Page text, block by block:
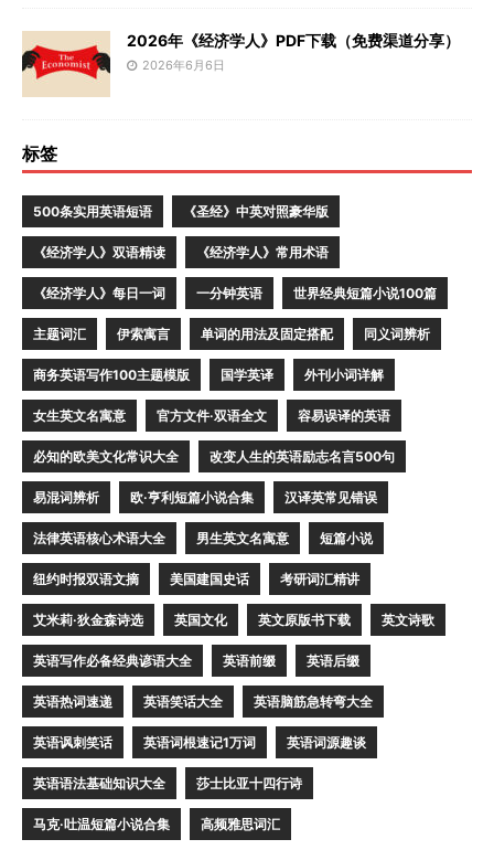
2026年《经济学人》PDF下载（免费渠道分享）
2026年6月6日
标签
500条实用英语短语 《圣经》中英对照豪华版
《经济学人》双语精读 《经济学人》常用术语
《经济学人》每日一词 一分钟英语 世界经典短篇小说100篇
主题词汇 伊索寓言 单词的用法及固定搭配 同义词辨析
商务英语写作100主题模版 国学英译 外刊小词详解
女生英文名寓意 官方文件·双语全文 容易误译的英语
必知的欧美文化常识大全 改变人生的英语励志名言500句
易混词辨析 欧·亨利短篇小说合集 汉译英常见错误
法律英语核心术语大全 男生英文名寓意 短篇小说
纽约时报双语文摘 美国建国史话 考研词汇精讲
艾米莉·狄金森诗选 英国文化 英文原版书下载 英文诗歌
英语写作必备经典谚语大全 英语前缀 英语后缀
英语热词速递 英语笑话大全 英语脑筋急转弯大全
英语讽刺笑话 英语词根速记1万词 英语词源趣谈
英语语法基础知识大全 莎士比亚十四行诗
马克·吐温短篇小说合集 高频雅思词汇